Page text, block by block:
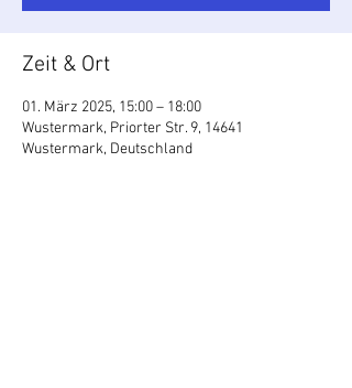
Zeit & Ort
01. März 2025, 15:00 – 18:00
Wustermark, Priorter Str. 9, 14641
Wustermark, Deutschland